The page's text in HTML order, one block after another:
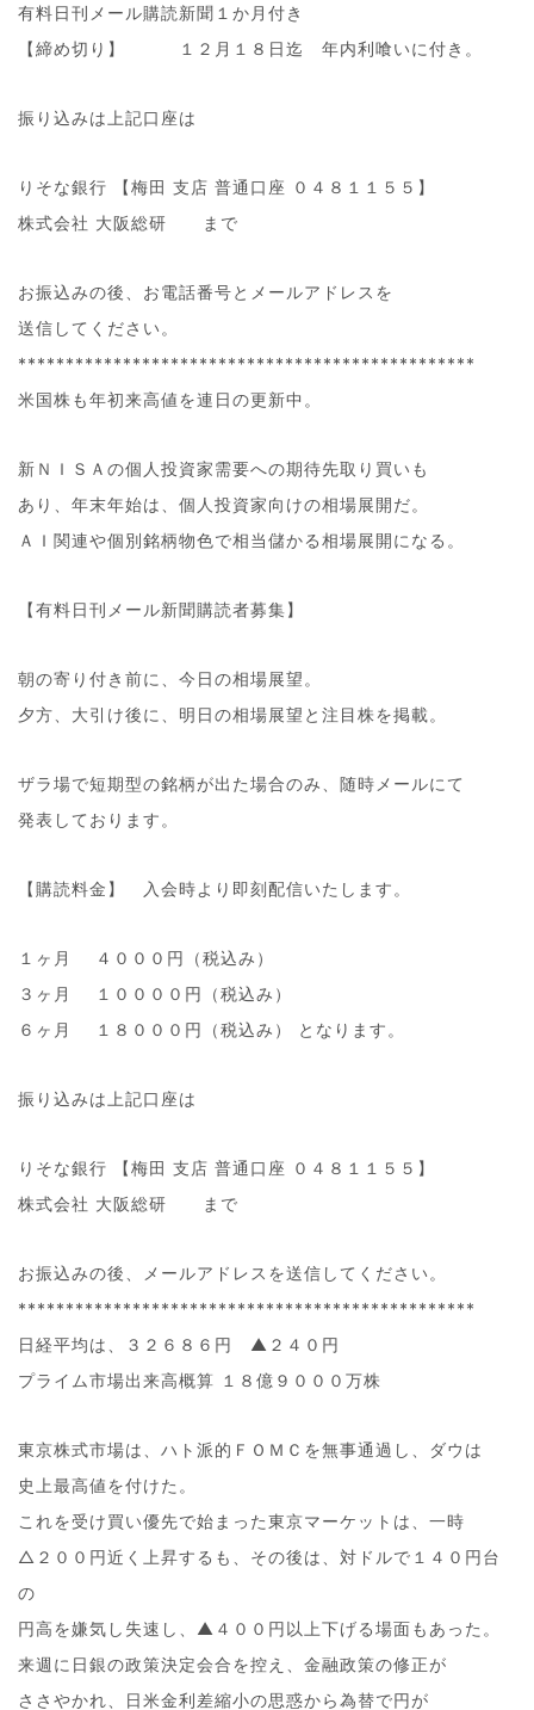
有料日刊メール購読新聞１か月付き
【締め切り】 １２月１８日迄 年内利喰いに付き。
振り込みは上記口座は
りそな銀行 【梅田 支店 普通口座 ０４８１１５５】
株式会社 大阪総研 まで
お振込みの後、お電話番号とメールアドレスを
送信してください。
************************************************
米国株も年初来高値を連日の更新中。
新ＮＩＳＡの個人投資家需要への期待先取り買いも
あり、年末年始は、個人投資家向けの相場展開だ。
ＡＩ関連や個別銘柄物色で相当儲かる相場展開になる。
【有料日刊メール新聞購読者募集】
朝の寄り付き前に、今日の相場展望。
夕方、大引け後に、明日の相場展望と注目株を掲載。
ザラ場で短期型の銘柄が出た場合のみ、随時メールにて
発表しております。
【購読料金】 入会時より即刻配信いたします。
１ヶ月 ４０００円（税込み）
３ヶ月 １００００円（税込み）
６ヶ月 １８０００円（税込み） となります。
振り込みは上記口座は
りそな銀行 【梅田 支店 普通口座 ０４８１１５５】
株式会社 大阪総研 まで
お振込みの後、メールアドレスを送信してください。
************************************************
日経平均は、３２６８６円 ▲２４０円
プライム市場出来高概算 １８億９０００万株
東京株式市場は、ハト派的ＦＯＭＣを無事通過し、ダウは
史上最高値を付けた。
これを受け買い優先で始まった東京マーケットは、一時
△２００円近く上昇するも、その後は、対ドルで１４０円台
の
円高を嫌気し失速し、▲４００円以上下げる場面もあった。
来週に日銀の政策決定会合を控え、金融政策の修正が
ささやかれ、日米金利差縮小の思惑から為替で円が